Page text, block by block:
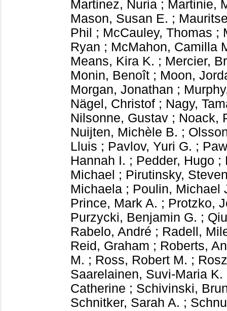
Martinez, Nuria ; Martinie,
Mason, Susan E. ;
Phil ; McCauley, Thomas ;
Ryan ; McMahon, Camilla
Means, Kira K. ; Mercier,
Monin, Benoît ; Moon,
Morgan, Jonathan ;
Nägel, Christof ; Nagy,
Nilsonne, Gustav ; Noack,
Nuijten, Michèle B. ;
Lluis ; Pavlov, Yuri G. ;
Hannah I. ; Pedder, Hugo ;
Michael ; Pirutinsky,
Michaela ; Poulin, Michael
Prince, Mark A. ; Protzko,
Purzycki, Benjamin G. ;
Rabelo, André ; Radell,
Reid, Graham ; Roberts,
M. ; Ross, Robert M. ;
Saarelainen, Suvi-Maria K.
Catherine ; Schivinski,
Schnitker, Sarah A. ;